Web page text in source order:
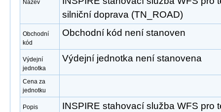
Název
silniční doprava (TN_ROAD)
Obchodní
kód
Obchodní kód není stanoven
Výdejní
jednotka
Výdejní jednotka není stanovena
Cena za
jednotku
Popis
INSPIRE stahovací služba WFS pro